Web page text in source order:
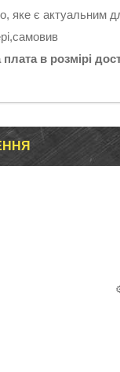
яке є актуальним
в розмірі